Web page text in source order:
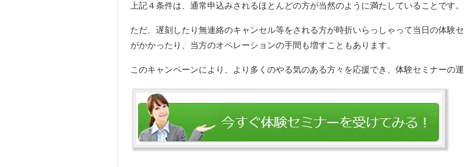
上記４条件は、通常申込みされるほとんどの方が当然のように満たしていることです。
ただ、遅刻したり無連絡のキャンセル等をされる方が時折いらっしゃって当日の体験
がかかったり、当方のオペレーションの手間も増すこともあります。
このキャンペーンにより、より多くのやる気のある方々を応援でき、体験セミナーの